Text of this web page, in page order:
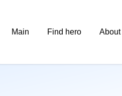
Main Find hero About